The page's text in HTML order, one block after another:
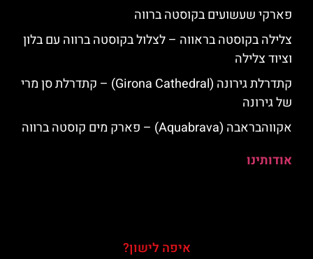
פארקי שעשועים בקוסטה ברווה
צלילה בקוסטה בראווה – לצלול בקוסטה ברווה עם בלון
וציוד צלילה
קתדרלת גירונה (Girona Cathedral) – קתדרלת סן מרי
של גירונה
אקווהבראבה (Aquabrava) – פארק מים קוסטה ברווה
אודותינו
איפה לישון?